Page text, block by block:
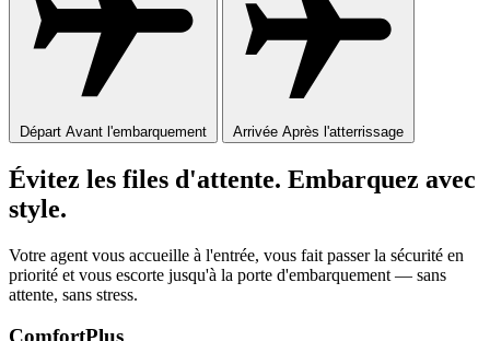
Départ Avant l'embarquement Arrivée Après l'atterrissage
Évitez les files d'attente. Embarquez avec
style.
Votre agent vous accueille à l'entrée, vous fait passer la sécurité en
priorité et vous escorte jusqu'à la porte d'embarquement — sans
attente, sans stress.